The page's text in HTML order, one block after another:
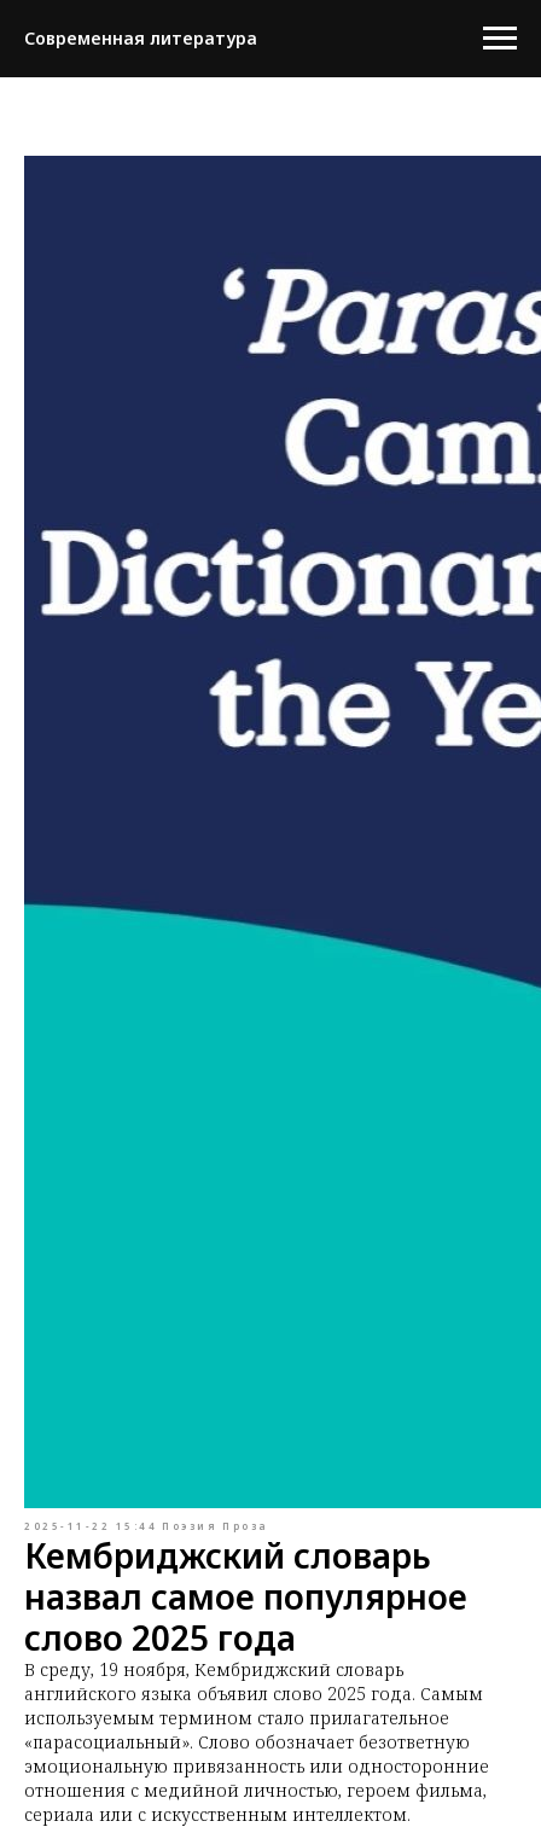
Современная литература
2025-11-22 15:44 Поэзия Проза
Кембриджский словарь
назвал самое популярное
слово 2025 года
В среду, 19 ноября, Кембриджский словарь
английского языка объявил слово 2025 года. Самым
используемым термином стало прилагательное
«парасоциальный». Слово обозначает безответную
эмоциональную привязанность или односторонние
отношения с медийной личностью, героем фильма,
сериала или с искусственным интеллектом.